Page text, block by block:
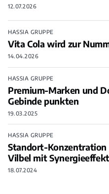
12.07.2026
HASSIA GRUPPE
Vita Cola wird zur
14.04.2026
HASSIA GRUPPE
Premium-Marken und
Gebinde punkten
19.03.2025
HASSIA GRUPPE
Standort-Konzentration
Vilbel mit
18.07.2024